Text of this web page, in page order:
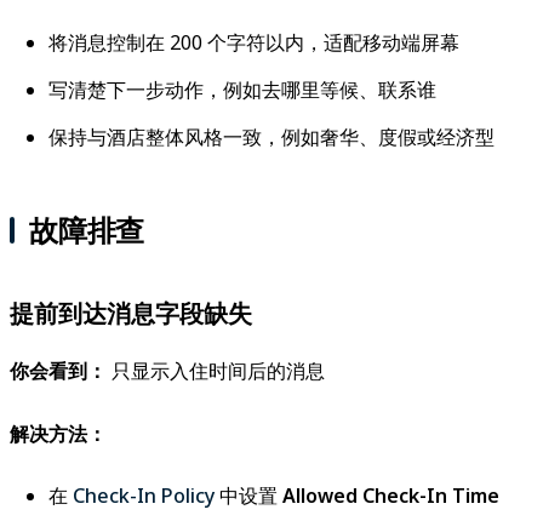
将消息控制在 200 个字符以内，适配移动端屏幕
写清楚下一步动作，例如去哪里等候、联系谁
保持与酒店整体风格一致，例如奢华、度假或经济型
故障排查
提前到达消息字段缺失
你会看到： 只显示入住时间后的消息
解决方法：
在 Check-In Policy中设置 Allowed Check-In Time